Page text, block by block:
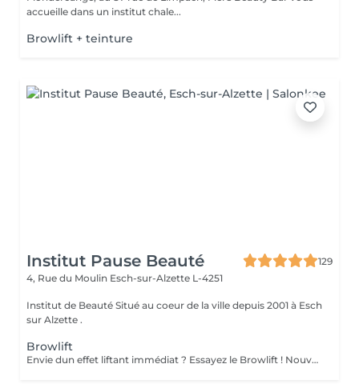
accueille dans un institut chale...
Browlift + teinture
Institut Pause Beauté
129
4, Rue du Moulin Esch-sur-Alzette L-4251
Institut de Beauté Situé au coeur de la ville depuis 2001 à Esch
sur Alzette .
Browlift
Envie dun effet liftant immédiat ? Essayez le Browlift ! Nouvelle technique * Indolore , Idéal pour les sourcils fins , indisciplinés et légèrement clairsemés . Le Browlift apporte volume et densité pour un regard rehaussé ! Nous replaçons les poils de vos sourcils dans la direction la plus esthétique selon votre visage. Un résultat visible durant plusieurs semaines . Une teinture adaptée sera appliquée pour encore plus de définition!